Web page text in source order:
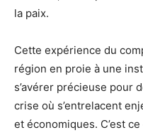
la paix.
Cette expérience du
région en proie à une
s’avérer précieuse pour
crise où s’entrelacent
et économiques. C’est